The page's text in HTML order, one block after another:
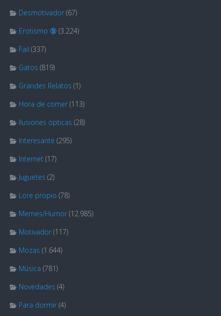
Desmotivador (67)
Erotismo 🔞 (3.224)
Fail (337)
Gatos (819)
Grandes Relatos (1)
Hora de comer (113)
Ilusiones ópticas (28)
Interesante (295)
Internet (17)
Juguetes (2)
Lore propio (78)
Memes/Humor (12.985)
Motivador (117)
Mozas (1.644)
Música (781)
Novedades (4)
Para dormir (4)